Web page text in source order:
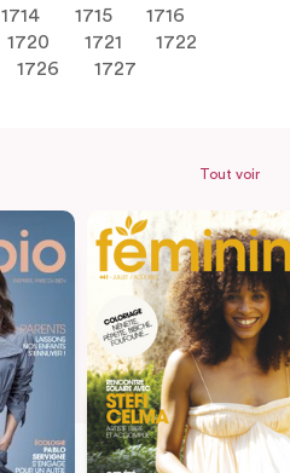
1714 1715
1716
1720 1721
1722
1726 1727
Tout voir